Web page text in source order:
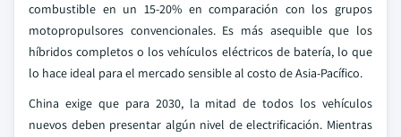
combustible en un 15-20% en comparación con los grupos
motopropulsores convencionales. Es más asequible que los
híbridos completos o los vehículos eléctricos de batería, lo que
lo hace ideal para el mercado sensible al costo de Asia-Pacífico.
China exige que para 2030, la mitad de todos los vehículos
nuevos deben presentar algún nivel de electrificación. Mientras